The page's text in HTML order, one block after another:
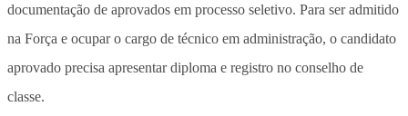
documentação de aprovados em processo seletivo. Para ser admitido
na Força e ocupar o cargo de técnico em administração, o candidato
aprovado precisa apresentar diploma e registro no conselho de
classe.